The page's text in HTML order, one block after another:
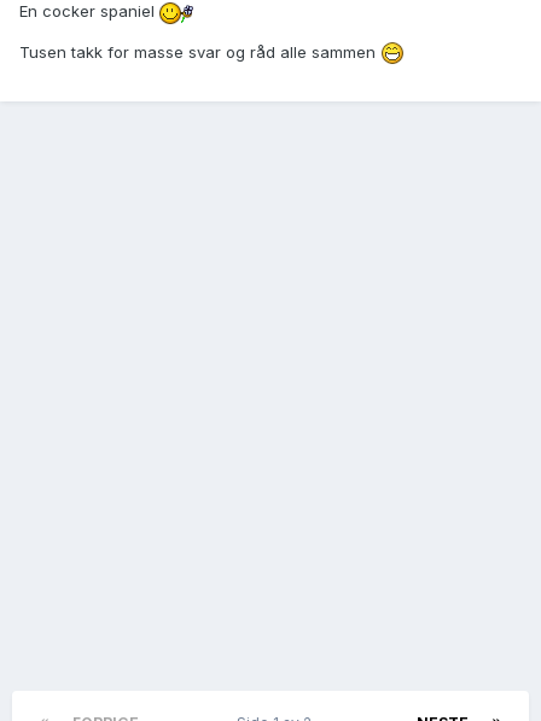
En cocker spaniel
Tusen takk for masse svar og råd alle sammen